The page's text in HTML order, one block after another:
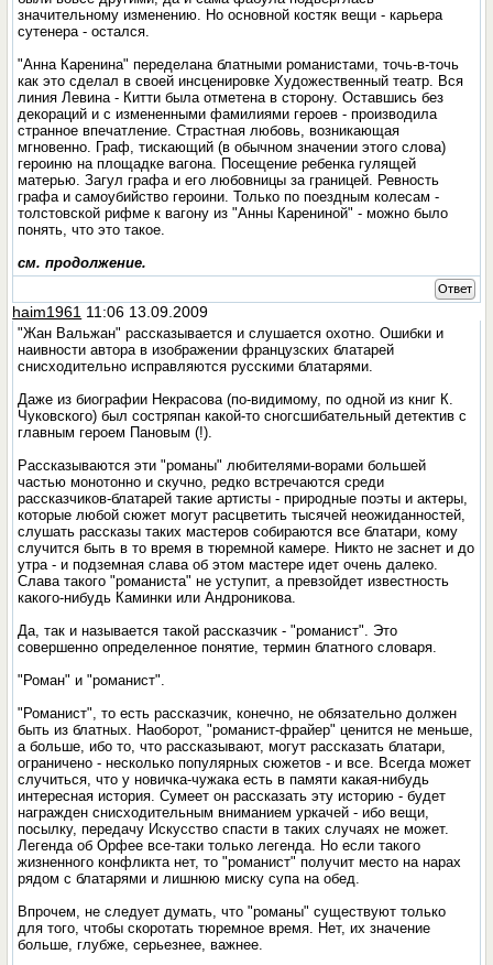
значительному изменению. Но основной костяк вещи - карьера
сутенера - остался.
"Анна Каренина" переделана блатными романистами, точь-в-точь
как это сделал в своей инсценировке Художественный театр. Вся
линия Левина - Китти была отметена в сторону. Оставшись без
декораций и с измененными фамилиями героев - производила
странное впечатление. Страстная любовь, возникающая
мгновенно. Граф, тискающий (в обычном значении этого слова)
героиню на площадке вагона. Посещение ребенка гулящей
матерью. Загул графа и его любовницы за границей. Ревность
графа и самоубийство героини. Только по поездным колесам -
толстовской рифме к вагону из "Анны Карениной" - можно было
понять, что это такое.
см. продолжение.
Ответ
haim1961 11:06 13.09.2009
"Жан Вальжан" рассказывается и слушается охотно. Ошибки и
наивности автора в изображении французских блатарей
снисходительно исправляются русскими блатарями.
Даже из биографии Некрасова (по-видимому, по одной из книг К.
Чуковского) был состряпан какой-то сногсшибательный детектив с
главным героем Пановым (!).
Рассказываются эти "романы" любителями-ворами большей
частью монотонно и скучно, редко встречаются среди
рассказчиков-блатарей такие артисты - природные поэты и актеры,
которые любой сюжет могут расцветить тысячей неожиданностей,
слушать рассказы таких мастеров собираются все блатари, кому
случится быть в то время в тюремной камере. Никто не заснет и до
утра - и подземная слава об этом мастере идет очень далеко.
Слава такого "романиста" не уступит, а превзойдет известность
какого-нибудь Каминки или Андроникова.
Да, так и называется такой рассказчик - "романист". Это
совершенно определенное понятие, термин блатного словаря.
"Роман" и "романист".
"Романист", то есть рассказчик, конечно, не обязательно должен
быть из блатных. Наоборот, "романист-фрайер" ценится не меньше,
а больше, ибо то, что рассказывают, могут рассказать блатари,
ограничено - несколько популярных сюжетов - и все. Всегда может
случиться, что у новичка-чужака есть в памяти какая-нибудь
интересная история. Сумеет он рассказать эту историю - будет
награжден снисходительным вниманием уркачей - ибо вещи,
посылку, передачу Искусство спасти в таких случаях не может.
Легенда об Орфее все-таки только легенда. Но если такого
жизненного конфликта нет, то "романист" получит место на нарах
рядом с блатарями и лишнюю миску супа на обед.
Впрочем, не следует думать, что "романы" существуют только
для того, чтобы скоротать тюремное время. Нет, их значение
больше, глубже, серьезнее, важнее.